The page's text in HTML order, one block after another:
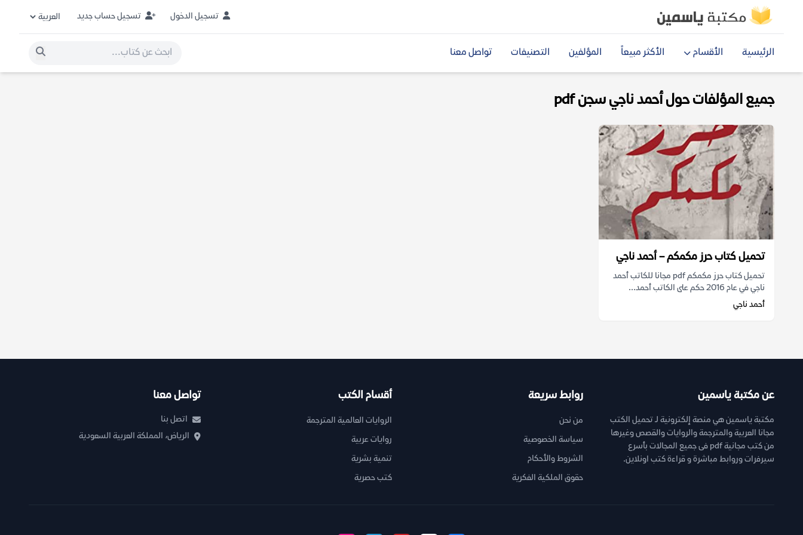
تسجيل الدخول تسجيل حساب جديد
الرئيسية الأقسام الأكثر مبيعاً المؤلفين التصنيفات تواصل معنا
جميع المؤلفات حول أحمد ناجي سجن pdf
تحميل كتاب حرز مكمكم – أحمد ناجي
تحميل كتاب حرز مكمكم pdf مجانا للكاتب أحمد
ناجي في عام 2016 حكم على الكاتب أحمد...
أحمد ناجي
عن مكتبة ياسمين
مكتبة ياسمين هي منصة إلكترونية لـ تحميل الكتب
مجانا العربية والمترجمة والروايات والقصص وغيرها
من كتب مجانية pdf فى جميع المجالات بأسرع
سيرفرات وروابط مباشرة و قراءة كتب اونلاين.
روابط سريعة
من نحن
سياسة الخصوصية
الشروط والأحكام
حقوق الملكية الفكرية
أقسام الكتب
الروايات العالمية المترجمة
روايات عربية
تنمية بشرية
كتب حصرية
تواصل معنا
اتصل بنا
الرياض، المملكة العربية السعودية